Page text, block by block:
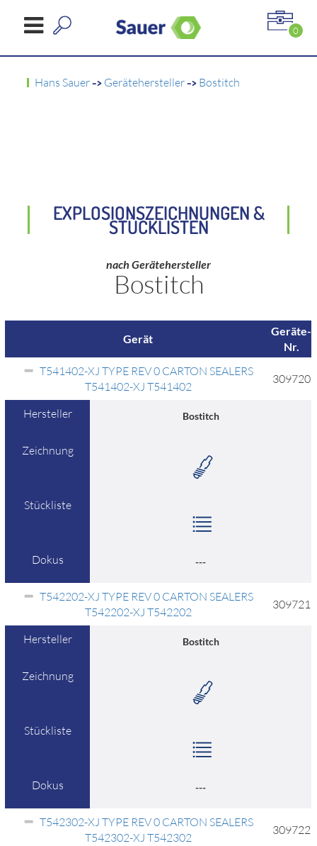
0
Hans Sauer-> Gerätehersteller-> Bostitch
EXPLOSIONSZEICHNUNGEN &
STÜCKLISTEN
nach Gerätehersteller
Bostitch
Gerät
Geräte-
Nr.
T541402-XJ TYPE REV 0 CARTON SEALERS
T541402-XJ T541402
309720
Hersteller Bostitch
Zeichnung
Stückliste
Dokus ---
T542202-XJ TYPE REV 0 CARTON SEALERS
T542202-XJ T542202
309721
Hersteller Bostitch
Zeichnung
Stückliste
Dokus ---
T542302-XJ TYPE REV 0 CARTON SEALERS
T542302-XJ T542302
309722